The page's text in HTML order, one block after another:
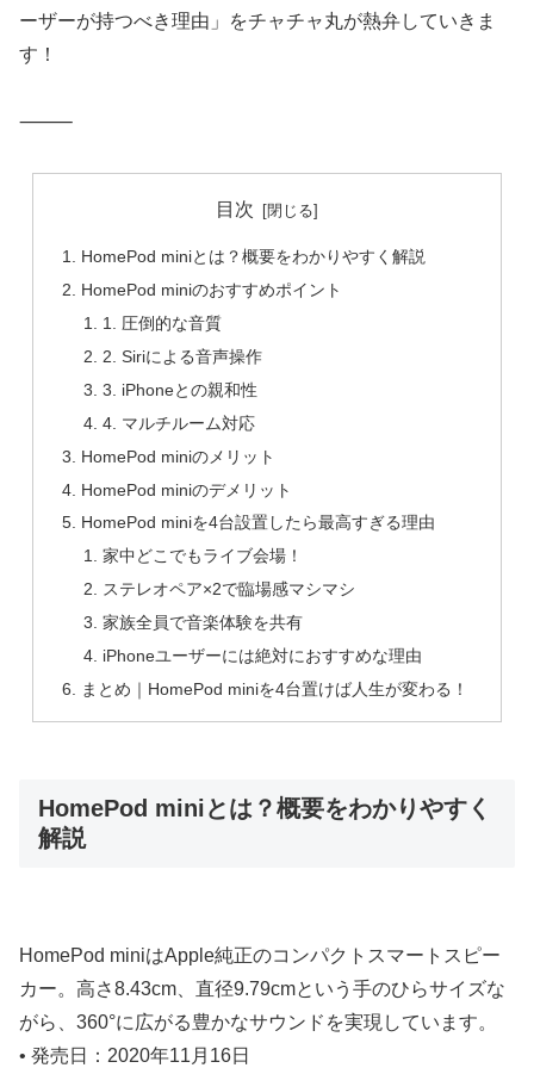
ーザーが持つべき理由」をチャチャ丸が熱弁していきま
す！
⸻
目次
HomePod miniとは？概要をわかりやすく解説
HomePod miniのおすすめポイント
1. 圧倒的な音質
2. Siriによる音声操作
3. iPhoneとの親和性
4. マルチルーム対応
HomePod miniのメリット
HomePod miniのデメリット
HomePod miniを4台設置したら最高すぎる理由
家中どこでもライブ会場！
ステレオペア×2で臨場感マシマシ
家族全員で音楽体験を共有
iPhoneユーザーには絶対におすすめな理由
まとめ｜HomePod miniを4台置けば人生が変わる！
HomePod miniとは？概要をわかりやすく
解説
HomePod miniはApple純正のコンパクトスマートスピー
カー。高さ8.43cm、直径9.79cmという手のひらサイズな
がら、360°に広がる豊かなサウンドを実現しています。
• 発売日：2020年11月16日